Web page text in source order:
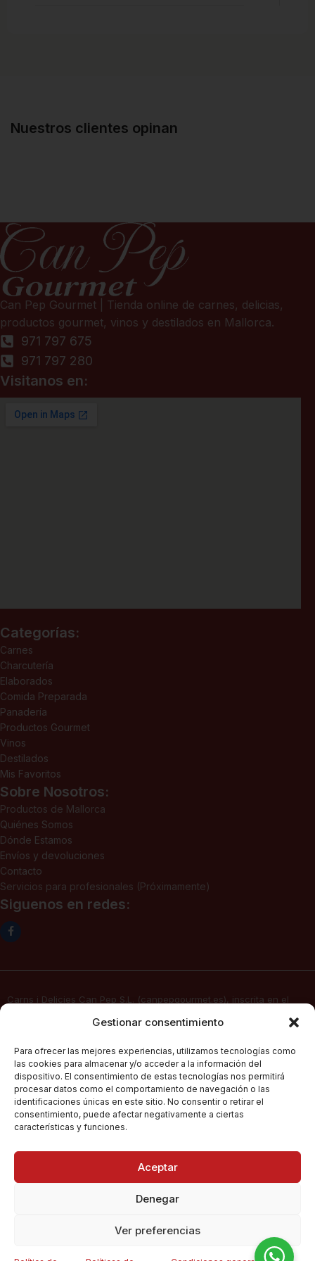
Gestionar consentimiento
Para ofrecer las mejores experiencias, utilizamos tecnologías como
las cookies para almacenar y/o acceder a la información del
dispositivo. El consentimiento de estas tecnologías nos permitirá
procesar datos como el comportamiento de navegación o las
identificaciones únicas en este sitio. No consentir o retirar el
consentimiento, puede afectar negativamente a ciertas
características y funciones.
Aceptar
Denegar
Ver preferencias
Nuestros clientes opinan
Can Pep Gourmet | Tienda online de carnes, delicias,
productos gourmet, vinos y destilados en Mallorca.
971 797 675
971 797 280
Visitanos en:
Categorías:
Carnes
Charcutería
Elaborados
Comida Preparada
Panadería
Productos Gourmet
Vinos
Destilados
Mis Favoritos
Sobre Nosotros:
Productos de Mallorca
Quiénes Somos
Dónde Estamos
Envíos y devoluciones
Contacto
Servicios para profesionales (Próximamente)
Siguenos en redes:
Carns i Delicies Can Pep S.L. (canpepgourmet.es), inscrita en el
1ª, fecha 02/06/2025, con domicilio social en c/ Major Nº 115,
sus servicios de venta electrónica por Internet a través de su
página web canpepgourmet.es
Can Pep Gourmet2026.
Todos los derechos
reservados.
Política De Cookies